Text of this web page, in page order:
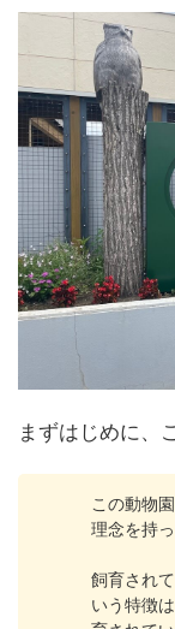
まずはじめに、
この動物
理念を持
飼育され
いう特徴